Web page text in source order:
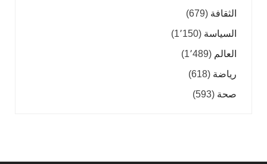
الثقافة (679)
السياسة (1٬150)
العالم (1٬489)
رياضة (618)
صحة (593)